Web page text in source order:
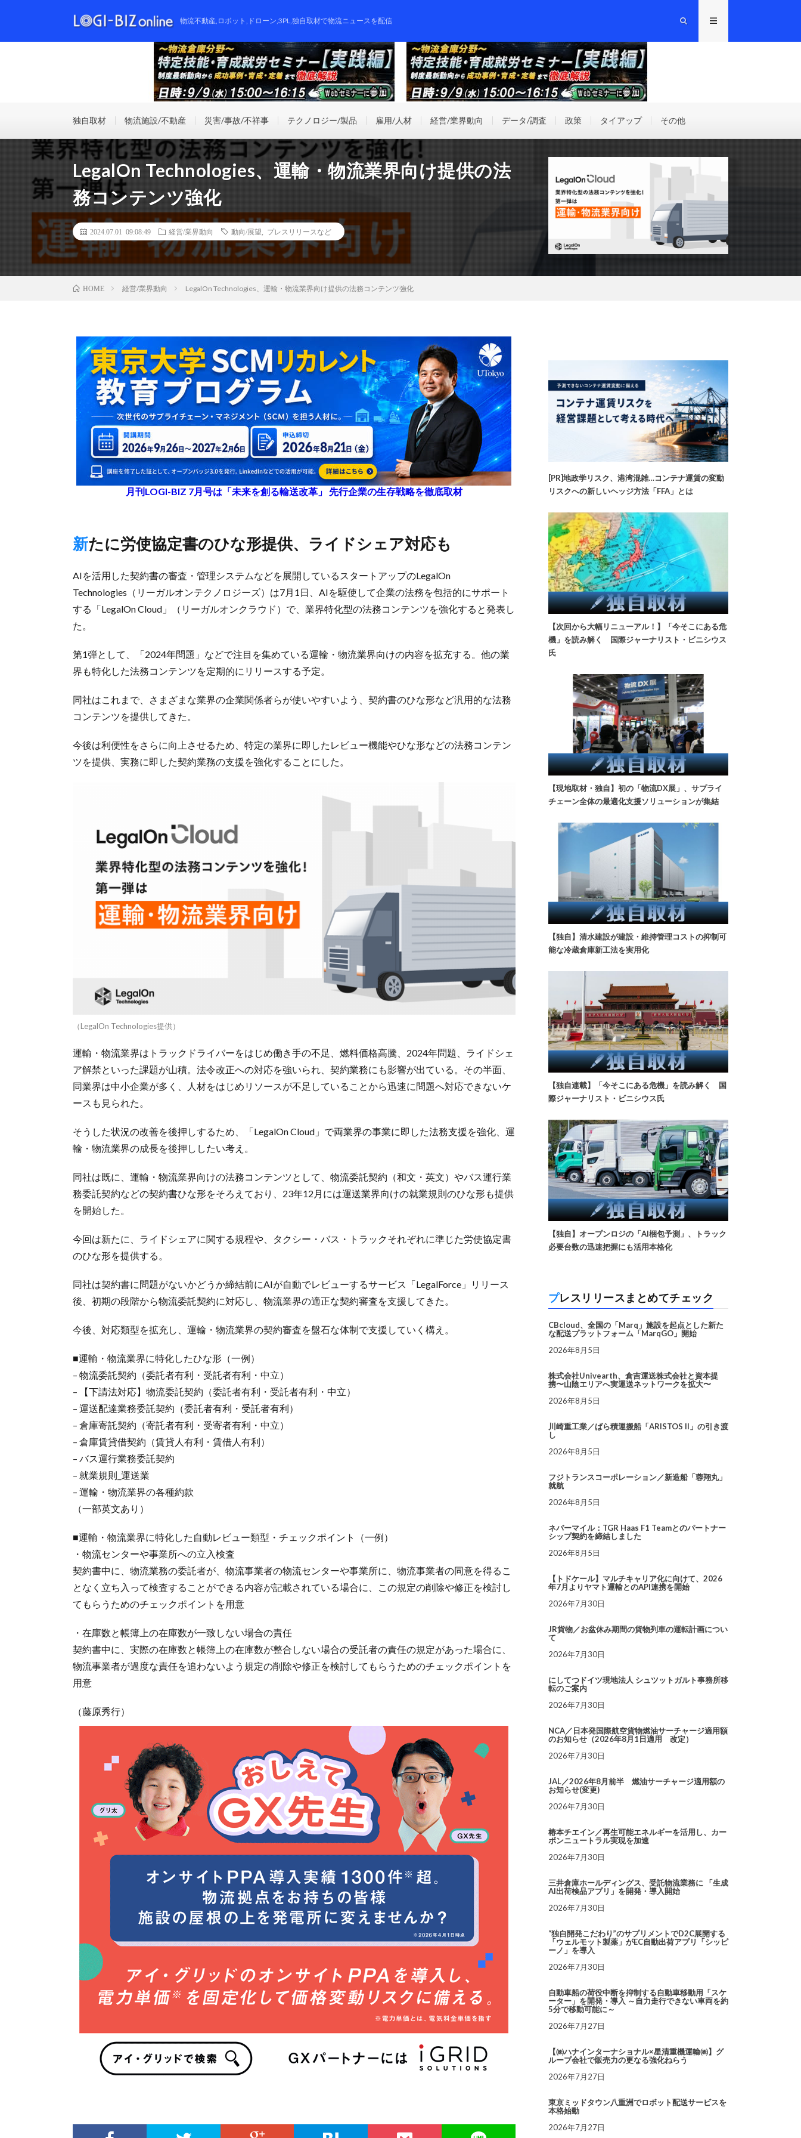
物流不動産,ロボット,ドローン,3PL,独自取材で物流ニュースを配信
独自取材 物流施設/不動産 災害/事故/不祥事 テクノロジー/製品 雇用/人材 経営/業界動向 データ/調査 政策 タイアップ その他
LegalOn Technologies、運輸・物流業界向け提供の法
務コンテンツ強化
2024.07.01 09:08:49 経営/業界動向 動向/展望 プレスリリースなど
HOME 経営/業界動向 LegalOn Technologies、運輸・物流業界向け提供の法務コンテンツ強化
月刊LOGI-BIZ 7月号は「未来を創る輸送改革」 先行企業の生存戦略を徹底取材
新たに労使協定書のひな形提供、ライドシェア対応も
AIを活用した契約書の審査・管理システムなどを展開しているスタートアップのLegalOn
Technologies（リーガルオンテクノロジーズ）は7月1日、AIを駆使して企業の法務を包括的にサポート
する「LegalOn Cloud」（リーガルオンクラウド）で、業界特化型の法務コンテンツを強化すると発表し
た。
第1弾として、「2024年問題」などで注目を集めている運輸・物流業界向けの内容を拡充する。他の業
界も特化した法務コンテンツを定期的にリリースする予定。
同社はこれまで、さまざまな業界の企業関係者らが使いやすいよう、契約書のひな形など汎用的な法務
コンテンツを提供してきた。
今後は利便性をさらに向上させるため、特定の業界に即したレビュー機能やひな形などの法務コンテン
ツを提供、実務に即した契約業務の支援を強化することにした。
（LegalOn Technologies提供）
運輸・物流業界はトラックドライバーをはじめ働き手の不足、燃料価格高騰、2024年問題、ライドシェ
ア解禁といった課題が山積。法令改正への対応を強いられ、契約業務にも影響が出ている。その半面、
同業界は中小企業が多く、人材をはじめリソースが不足していることから迅速に問題へ対応できないケ
ースも見られた。
そうした状況の改善を後押しするため、「LegalOn Cloud」で両業界の事業に即した法務支援を強化、運
輸・物流業界の成長を後押ししたい考え。
同社は既に、運輸・物流業界向けの法務コンテンツとして、物流委託契約（和文・英文）やバス運行業
務委託契約などの契約書ひな形をそろえており、23年12月には運送業界向けの就業規則のひな形も提供
を開始した。
今回は新たに、ライドシェアに関する規程や、タクシー・バス・トラックそれぞれに準じた労使協定書
のひな形を提供する。
同社は契約書に問題がないかどうか締結前にAIが自動でレビューするサービス「LegalForce」リリース
後、初期の段階から物流委託契約に対応し、物流業界の適正な契約審査を支援してきた。
今後、対応類型を拡充し、運輸・物流業界の契約審査を盤石な体制で支援していく構え。
■運輸・物流業界に特化したひな形（一例）
– 物流委託契約（委託者有利・受託者有利・中立）
– 【下請法対応】物流委託契約（委託者有利・受託者有利・中立）
– 運送配達業務委託契約（委託者有利・受託者有利）
– 倉庫寄託契約（寄託者有利・受寄者有利・中立）
– 倉庫賃貸借契約（賃貸人有利・賃借人有利）
– バス運行業務委託契約
– 就業規則_運送業
– 運輸・物流業界の各種約款
（一部英文あり）
■運輸・物流業界に特化した自動レビュー類型・チェックポイント（一例）
・物流センターや事業所への立入検査
契約書中に、物流業務の委託者が、物流事業者の物流センターや事業所に、物流事業者の同意を得るこ
となく立ち入って検査することができる内容が記載されている場合に、この規定の削除や修正を検討し
てもらうためのチェックポイントを用意
・在庫数と帳簿上の在庫数が一致しない場合の責任
契約書中に、実際の在庫数と帳簿上の在庫数が整合しない場合の受託者の責任の規定があった場合に、
物流事業者が過度な責任を追わないよう規定の削除や修正を検討してもらうためのチェックポイントを
用意
（藤原秀行）
[PR]地政学リスク、港湾混雑…コンテナ運賃の変動
リスクへの新しいヘッジ方法「FFA」とは
【次回から大幅リニューアル！】「今そこにある危
機」を読み解く 国際ジャーナリスト・ビニシウス
氏
【現地取材・独自】初の「物流DX展」、サプライ
チェーン全体の最適化支援ソリューションが集結
【独自】清水建設が建設・維持管理コストの抑制可
能な冷蔵倉庫新工法を実用化
【独自連載】「今そこにある危機」を読み解く 国
際ジャーナリスト・ビニシウス氏
【独自】オープンロジの「AI梱包予測」、トラック
必要台数の迅速把握にも活用本格化
プレスリリースまとめてチェック
CBcloud、全国の「Marq」施設を起点とした新た
な配送プラットフォーム「MarqGO」開始
2026年8月5日
株式会社Univearth、倉吉運送株式会社と資本提
携〜山陰エリアへ実運送ネットワークを拡大〜
2026年8月5日
川崎重工業／ばら積運搬船「ARISTOS II」の引き渡
し
2026年8月5日
フジトランスコーポレーション／新造船「蓉翔丸」
就航
2026年8月5日
ネバーマイル：TGR Haas F1 Teamとのパートナー
シップ契約を締結しました
2026年8月5日
【トドケール】マルチキャリア化に向けて、2026
年7月よりヤマト運輸とのAPI連携を開始
2026年7月30日
JR貨物／お盆休み期間の貨物列車の運転計画につい
て
2026年7月30日
にしてつドイツ現地法人 シュツットガルト事務所移
転のご案内
2026年7月30日
NCA／日本発国際航空貨物燃油サーチャージ適用額
のお知らせ（2026年8月1日適用 改定）
2026年7月30日
JAL／2026年8月前半 燃油サーチャージ適用額の
お知らせ(変更)
2026年7月30日
椿本チエイン／再生可能エネルギーを活用し、カー
ボンニュートラル実現を加速
2026年7月30日
三井倉庫ホールディングス、受託物流業務に 「生成
AI出荷検品アプリ」を開発・導入開始
2026年7月30日
“独自開発こだわり”のサプリメントでD2C展開する
「ウェルモット製薬」がEC自動出荷アプリ「シッピ
ーノ」を導入
2026年7月30日
自動車船の荷役中断を抑制する自動車移動用「スケ
ーター」を開発・導入 ～自力走行できない車両を約
5分で移動可能に～
2026年7月27日
【㈱ハナインターナショナル×星清重機運輸㈱】グ
ループ会社で販売力の更なる強化ねらう
2026年7月27日
東京ミッドタウン八重洲でロボット配送サービスを
本格始動
2026年7月27日